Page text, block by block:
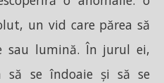
un vid care părea să
sau lumină. În jurul ei,
să se îndoaie și să se